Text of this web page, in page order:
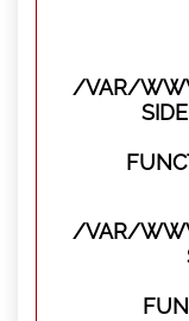
/VAR/
/VAR/